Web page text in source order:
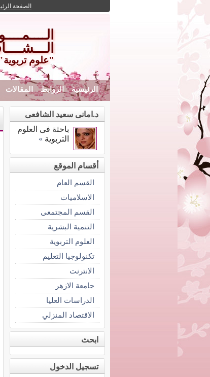
الصفحة
"علوم
الرئيسية الروابط المقالات
د.امانى سعيد الشافعى
باحثة فى العلوم
التربوية »
أقسام الموقع
القسم العام
الاسلاميات
القسم المجتمعى
التنمية البشرية
العلوم التربوية
تكنولوجيا التعليم
الانترنت
جامعة الازهر
الدراسات العليا
الاقتصاد المنزلي
ابحث
تسجيل الدخول